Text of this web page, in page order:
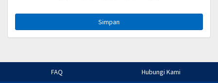
Simpan
FAQ Hubungi Kami